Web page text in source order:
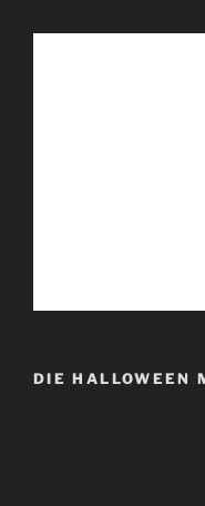
DIE HALLOWEEN